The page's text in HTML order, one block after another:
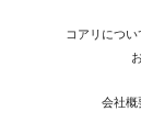
コアリについ
会社概